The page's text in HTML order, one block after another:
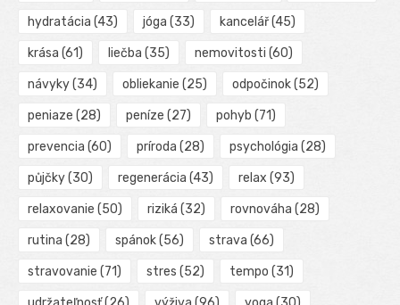
hydratácia (43) jóga (33) kancelář(45)
krása (61) liečba (35) nemovitosti (60)
návyky(34) obliekanie (25) odpočinok(52)
peniaze (28) peníze (27) pohyb (71)
prevencia (60) príroda (28) psychológia (28)
půjčky(30) regenerácia (43) relax (93)
relaxovanie (50) riziká (32) rovnováha (28)
rutina (28) spánok(56) strava (66)
stravovanie (71) stres (52) tempo (31)